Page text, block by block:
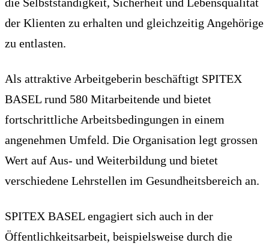
der Klienten zu erhalten und gleichzeitig Angehörige
zu entlasten.
Als attraktive Arbeitgeberin beschäftigt SPITEX
BASEL rund 580 Mitarbeitende und bietet
fortschrittliche Arbeitsbedingungen in einem
angenehmen Umfeld. Die Organisation legt grossen
Wert auf Aus- und Weiterbildung und bietet
verschiedene Lehrstellen im Gesundheitsbereich an.
SPITEX BASEL engagiert sich auch in der
Öffentlichkeitsarbeit, beispielsweise durch die